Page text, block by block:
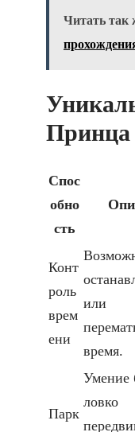
Читать так
Принца
Спос
обно
сть
Конт
роль
врем
ени
или
время.
Парк
Умение
ловко